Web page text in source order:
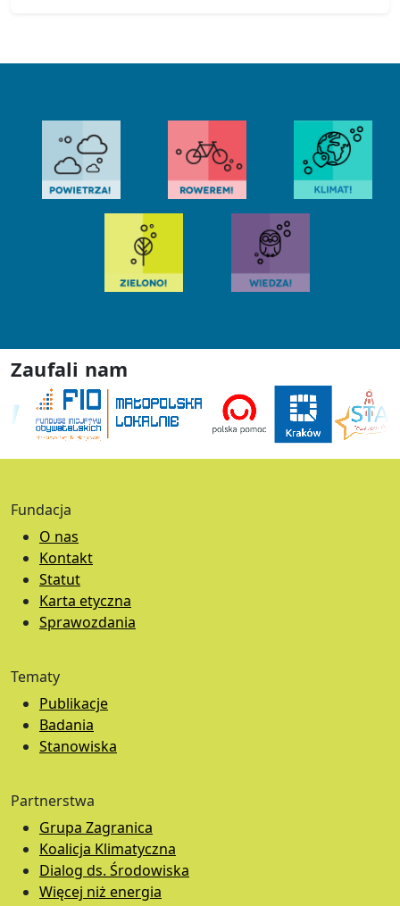
Zaufali nam
Fundacja
O nas
Kontakt
Statut
Karta etyczna
Sprawozdania
Tematy
Publikacje
Badania
Stanowiska
Partnerstwa
Grupa Zagranica
Koalicja Klimatyczna
Dialog ds. Środowiska
Więcej niż energia